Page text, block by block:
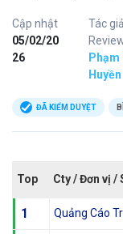
Cập nhật
05/02/20
26
Tác
Huyền
ĐÃ KIỂM DUYỆT
Top Cty / Đơn vị /
1 Quảng Cáo